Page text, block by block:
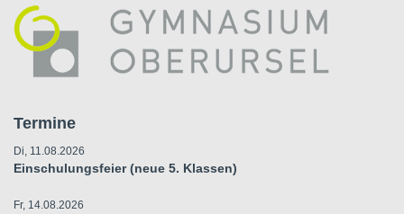
Termine
Di, 11.08.2026
Einschulungsfeier (neue 5. Klassen)
Fr, 14.08.2026